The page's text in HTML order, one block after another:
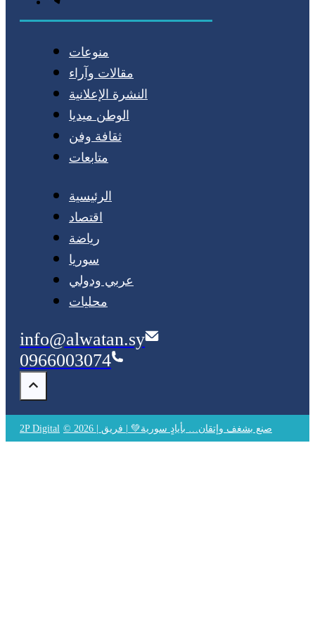
منوعات
مقالات وآراء
النشرة الإعلانية
الوطن ميديا
ثقافة وفن
متابعات
الرئيسية
اقتصاد
رياضة
سوريا
عربي ودولي
محليات
info@alwatan.sy
0966003074
2P Digital © 2026 | صنع بشغف وإتقان… بأيادٍ سورية💚 | فريق